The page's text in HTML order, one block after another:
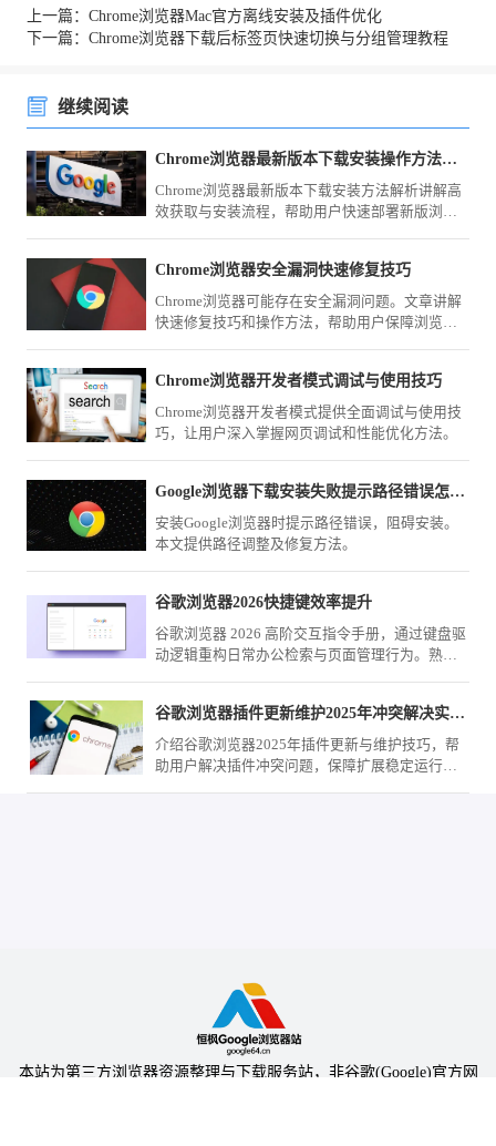
上一篇：Chrome浏览器Mac官方离线安装及插件优化
下一篇：Chrome浏览器下载后标签页快速切换与分组管理教程
继续阅读
Chrome浏览器最新版本下载安装操作方法解析
Chrome浏览器最新版本下载安装方法解析讲解高
效获取与安装流程，帮助用户快速部署新版浏览
Chrome浏览器安全漏洞快速修复技巧
Chrome浏览器可能存在安全漏洞问题。文章讲解
快速修复技巧和操作方法，帮助用户保障浏览器
Chrome浏览器开发者模式调试与使用技巧
Chrome浏览器开发者模式提供全面调试与使用技
巧，让用户深入掌握网页调试和性能优化方法。
Google浏览器下载安装失败提示路径错误怎么办
安装Google浏览器时提示路径错误，阻碍安装。
本文提供路径调整及修复方法。
谷歌浏览器2026快捷键效率提升
谷歌浏览器 2026 高阶交互指令手册，通过键盘驱
动逻辑重构日常办公检索与页面管理行为。熟练
谷歌浏览器插件更新维护2025年冲突解决实用教程
介绍谷歌浏览器2025年插件更新与维护技巧，帮
助用户解决插件冲突问题，保障扩展稳定运行，
本站为第三方浏览器资源整理与下载服务站，非谷歌(Google)官方网